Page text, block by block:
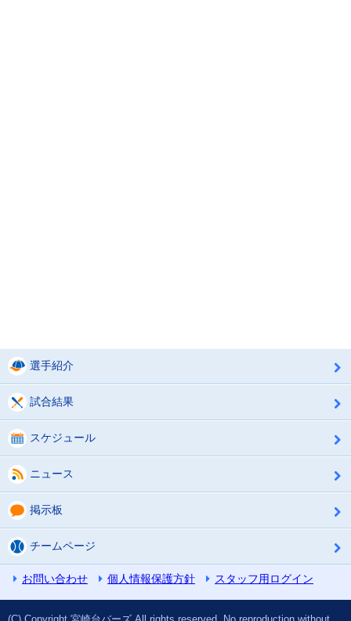
選手紹介
試合結果
スケジュール
ニュース
掲示板
チームページ
お問い合わせ 個人情報保護方針 スタッフ用ログイン